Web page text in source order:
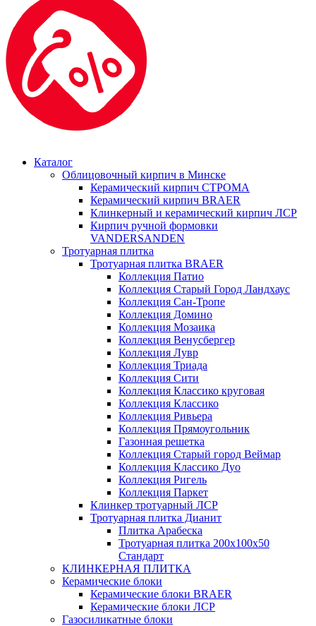
Каталог
Облицовочный кирпич в Минске
Керамический кирпич СТРОМА
Керамический кирпич BRAER
Клинкерный и керамический кирпич ЛСР
Кирпич ручной формовки
VANDERSANDEN
Тротуарная плитка
Тротуарная плитка BRAER
Коллекция Патио
Коллекция Старый Город Ландхаус
Коллекция Сан-Тропе
Коллекция Домино
Коллекция Мозаика
Коллекция Венусбергер
Коллекция Лувр
Коллекция Триада
Коллекция Сити
Коллекция Классико круговая
Коллекция Классико
Коллекция Ривьера
Коллекция Прямоугольник
Газонная решетка
Коллекция Старый город Веймар
Коллекция Классико Дуо
Коллекция Ригель
Коллекция Паркет
Клинкер тротуарный ЛСР
Тротуарная плитка Дианит
Плитка Арабеска
Тротуарная плитка 200х100х50
Стандарт
КЛИНКЕРНАЯ ПЛИТКА
Керамические блоки
Керамические блоки BRAER
Керамические блоки ЛСР
Газосиликатные блоки